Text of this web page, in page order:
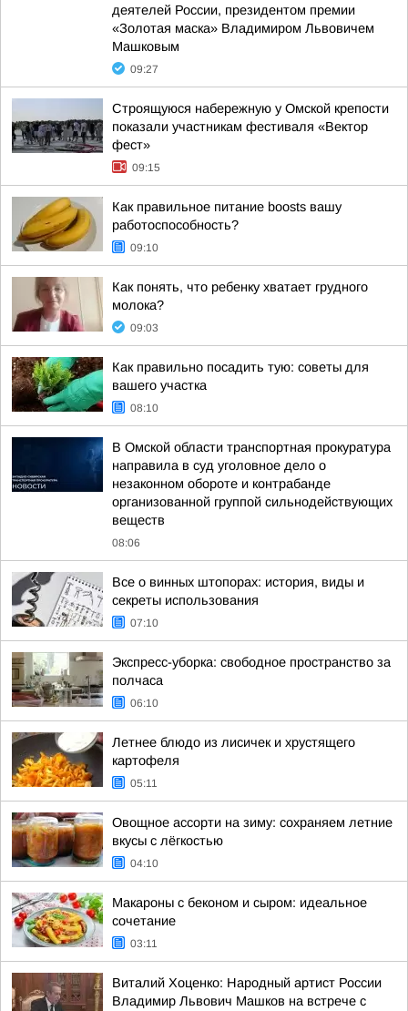
деятелей России, президентом премии
«Золотая маска» Владимиром Львовичем
Машковым
09:27
Строящуюся набережную у Омской крепости
показали участникам фестиваля «Вектор
фест»
09:15
Как правильное питание boosts вашу
работоспособность?
09:10
Как понять, что ребенку хватает грудного
молока?
09:03
Как правильно посадить тую: советы для
вашего участка
08:10
В Омской области транспортная прокуратура
направила в суд уголовное дело о
незаконном обороте и контрабанде
организованной группой сильнодействующих
веществ
08:06
Все о винных штопорах: история, виды и
секреты использования
07:10
Экспресс-уборка: свободное пространство за
полчаса
06:10
Летнее блюдо из лисичек и хрустящего
картофеля
05:11
Овощное ассорти на зиму: сохраняем летние
вкусы с лёгкостью
04:10
Макароны с беконом и сыром: идеальное
сочетание
03:11
Виталий Хоценко: Народный артист России
Владимир Львович Машков на встрече с